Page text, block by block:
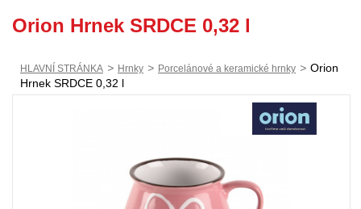
Orion Hrnek SRDCE 0,32 l
HLAVNÍ STRÁNKA > Hrnky > Porcelánové a keramické hrnky > Orion
Hrnek SRDCE 0,32 l